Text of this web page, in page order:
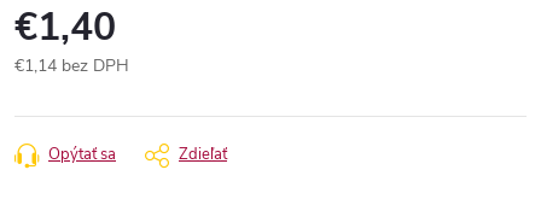
€1,40
€1,14 bez DPH
cena:
Opýtať sa Zdieľať